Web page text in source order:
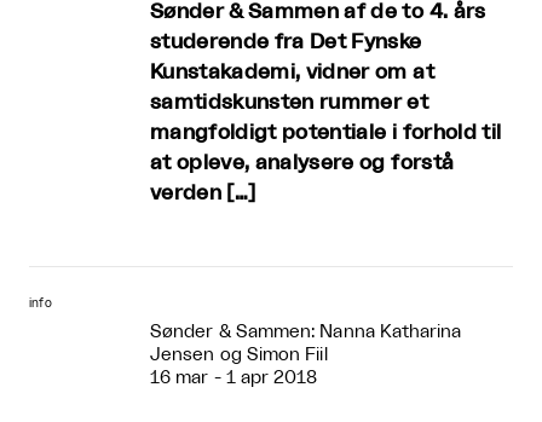
Sønder & Sammen af de to 4. års
studerende fra Det Fynske
Kunstakademi, vidner om at
samtidskunsten rummer et
mangfoldigt potentiale i forhold til
at opleve, analysere og forstå
verden […]
info
Sønder & Sammen: Nanna Katharina
Jensen og Simon Fiil
16 mar - 1 apr 2018